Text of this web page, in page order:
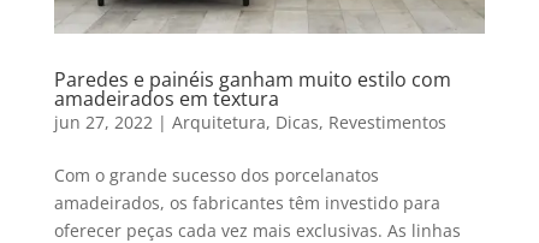
Paredes e painéis ganham muito estilo com
amadeirados em textura
jun 27, 2022| Arquitetura, Dicas, Revestimentos
Com o grande sucesso dos porcelanatos
amadeirados, os fabricantes têm investido para
oferecer peças cada vez mais exclusivas. As linhas